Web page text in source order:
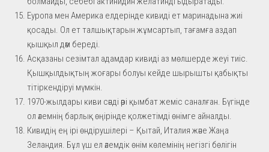
Еуропа мен Америка елдерінде кивиді ет маринадына жиі
қосады. Ол ет талшықтарын жұмсартып, тағамға аздап
қышқыл дәм береді.
Асқазаны сезімтал адамдар кивиді аз мөлшерде жеуі тиіс.
Қышқылдықтың жоғары болуы кейде шырышты қабықты
тітіркендіруі мүмкін.
1970-жылдары киви сәнді әрі қымбат жеміс саналған. Бүгінде
ол әлемнің барлық өңірінде қолжетімді өнімге айналды.
Кивидің ең ірі өндірушілері – Қытай, Италия және Жаңа
Зеландия. Бұл үш ел әлемдік өнім көлемінің негізгі бөлігін